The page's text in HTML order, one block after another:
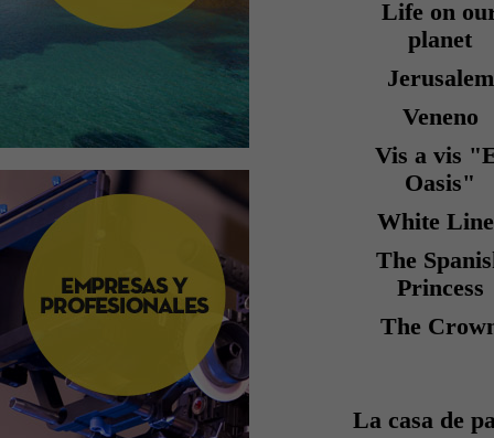
Life on
planet
Jerusalem
Veneno
Vis a vis
Oasis"
White
The
Princess
The
La casa de